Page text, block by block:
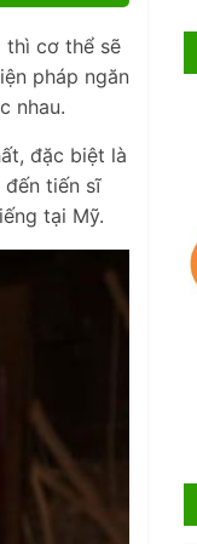
thì cơ thể sẽ
pháp ngăn
nhau.
đặc biệt là
tiến sĩ
tại Mỹ.